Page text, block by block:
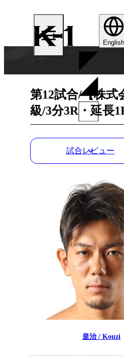
K-
1 English
第12試合/【株
級/3分3R・延長
試合レビュー
皇治 / Kouzi